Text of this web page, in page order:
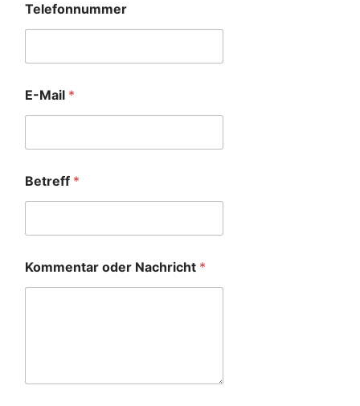
Telefonnummer
E-Mail *
Betreff *
Kommentar oder Nachricht *